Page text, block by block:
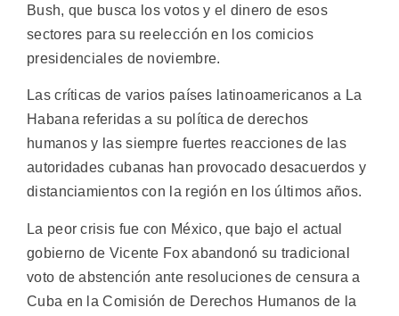
Bush, que busca los votos y el dinero de esos
sectores para su reelección en los comicios
presidenciales de noviembre.
Las críticas de varios países latinoamericanos a La
Habana referidas a su política de derechos
humanos y las siempre fuertes reacciones de las
autoridades cubanas han provocado desacuerdos y
distanciamientos con la región en los últimos años.
La peor crisis fue con México, que bajo el actual
gobierno de Vicente Fox abandonó su tradicional
voto de abstención ante resoluciones de censura a
Cuba en la Comisión de Derechos Humanos de la